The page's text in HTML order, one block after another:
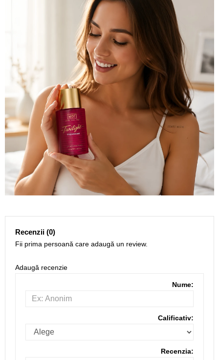
Recenzii (0)
Fii prima persoană care adaugă un review.
Adaugă recenzie
Nume:
Calificativ:
Recenzia: